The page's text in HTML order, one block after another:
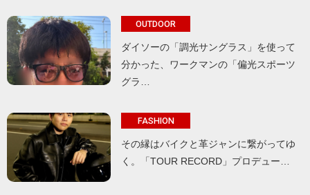
OUTDOOR
ダイソーの「調光サングラス」を使って
分かった、ワークマンの「偏光スポーツ
グラ…
FASHION
その縁はバイクと革ジャンに繋がってゆ
く。「TOUR RECORD」プロデュー…